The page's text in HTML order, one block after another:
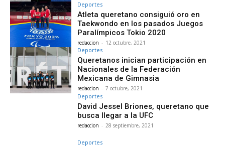
Deportes
Atleta queretano consiguió oro en
Taekwondo en los pasados Juegos
Paralímpicos Tokio 2020
redaccion - 12 octubre, 2021
Deportes
Queretanos inician participación en
Nacionales de la Federación
Mexicana de Gimnasia
redaccion - 7 octubre, 2021
Deportes
David Jessel Briones, queretano que
busca llegar a la UFC
redaccion - 28 septiembre, 2021
Deportes